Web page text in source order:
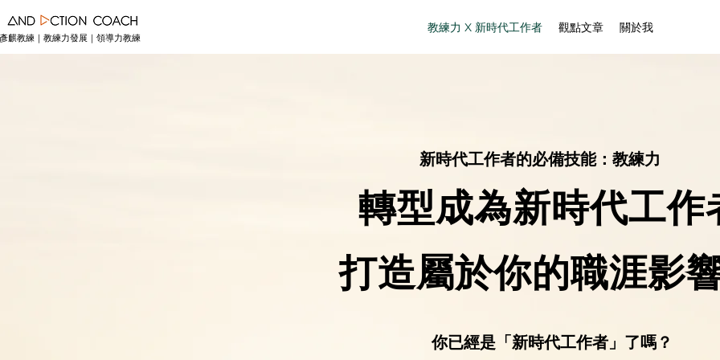
彥麒教練｜教練力發展｜領導力教練
教練力 X 新時代工作者 觀點文章 關於我
新時代工作者的必備技能：教練力
轉型成為新時代工作
打造屬於你的職涯影
你已經是「新時代工作者」了嗎？